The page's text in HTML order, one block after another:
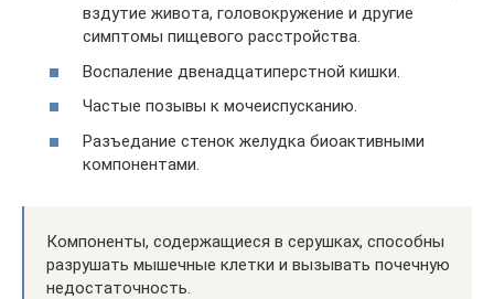
вздутие живота, головокружение и другие
симптомы пищевого расстройства.
Воспаление двенадцатиперстной кишки.
Частые позывы к мочеиспусканию.
Разъедание стенок желудка биоактивными
компонентами.
Компоненты, содержащиеся в серушках, способны
разрушать мышечные клетки и вызывать почечную
недостаточность.